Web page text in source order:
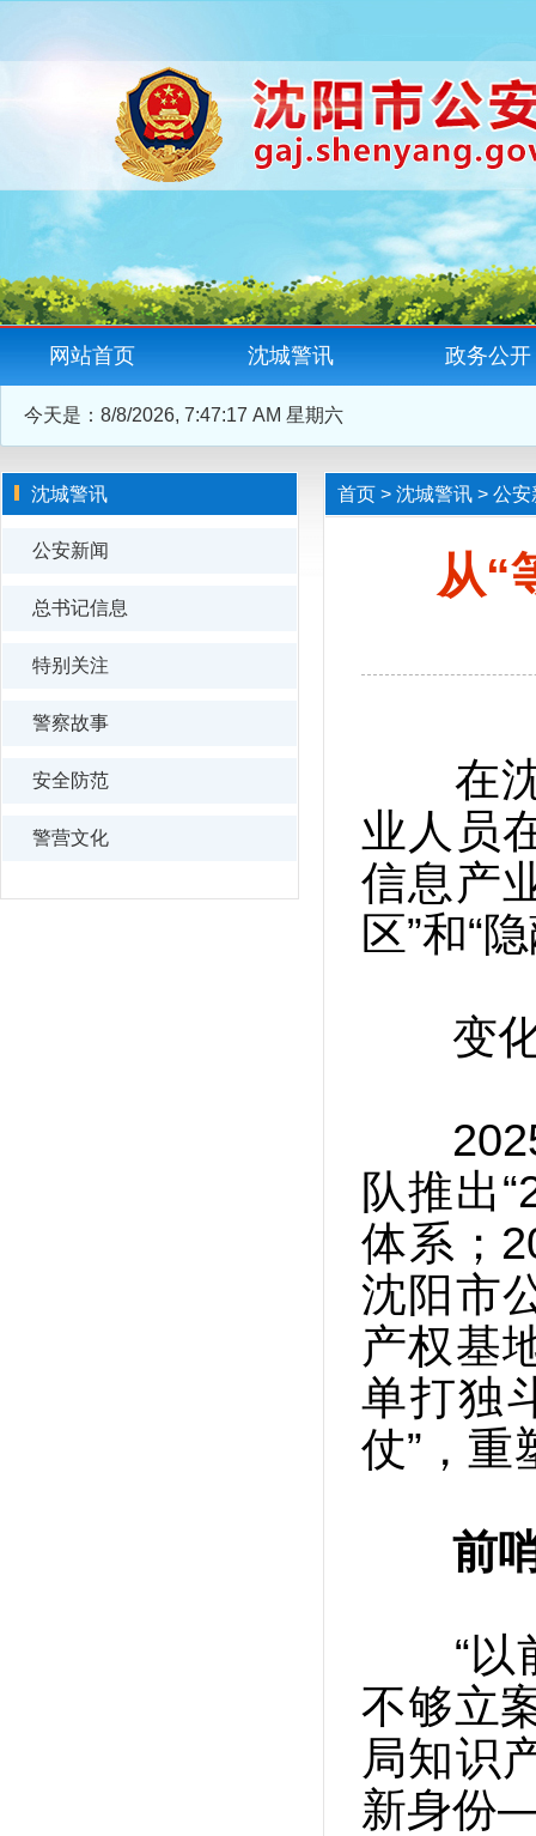
网站首页 沈城警讯 政务公开
今天是： 8/8/2026, 7:47:18 AM 星期六
沈城警讯
公安新闻
总书记信息
特别关注
警察故事
安全防范
警营文化
首页 > 沈城警讯 > 公安
从“
在沈
业人员
信息产
区”和“
变化
2025
队推出
体系；
沈阳市
产权基
单打独
仗”，重
前
“以前
不够立
局知识
新身份